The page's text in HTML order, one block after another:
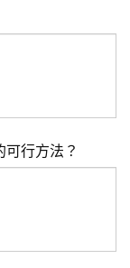
行方法？